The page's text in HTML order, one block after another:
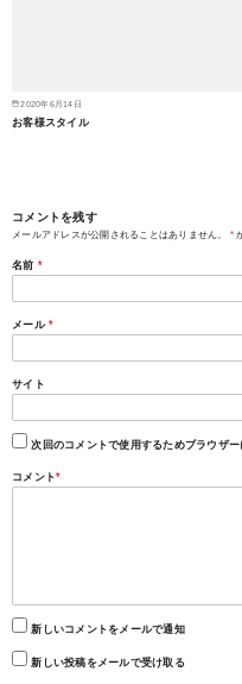
2020年6月14日
お客様スタイル
コメントを残す
メールアドレスが公開されることはありません。 *
名前 *
メール *
サイト
次回のコメントで使用するためブラウザ
コメント*
新しいコメントをメールで通知
新しい投稿をメールで受け取る